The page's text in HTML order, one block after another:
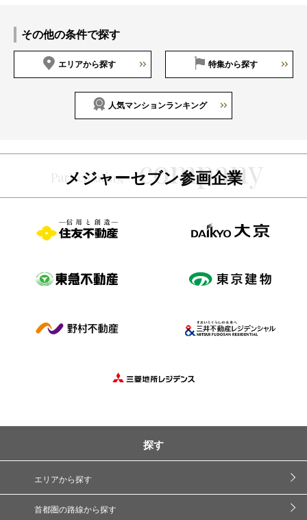
その他の条件で探す
エリアから探す 特集から探す
人気マンションランキング
メジャーセブン参画企業
探す
エリアから探す
首都圏の路線から探す